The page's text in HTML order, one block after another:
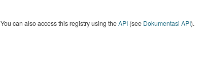
You can also access this registry using theAPI(see Dokumentasi API).